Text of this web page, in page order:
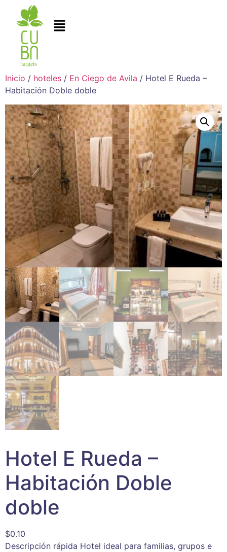
Inicio / hoteles / En Ciego de Avila / Hotel E Rueda –
Habitación Doble doble
Hotel E Rueda –
Habitación Doble
doble
$0.10
Descripción rápida Hotel ideal para familias, grupos e